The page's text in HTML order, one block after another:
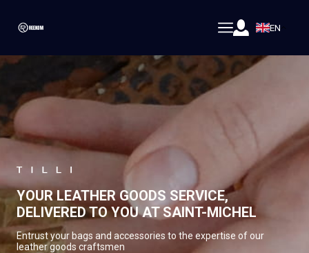
EN
YOUR LEATHER GOODS SERVICE,
DELIVERED TO YOU AT SAINT-MICHEL
Entrust your bags and accessories to the expertise of our
leather goods craftsmen